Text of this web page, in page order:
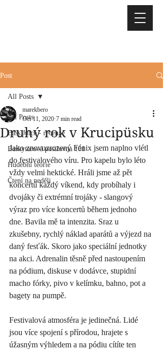
Post
All Posts
Bass Juice - recenze
Baskytarová posilovna 101
Hudební teorie
Čtení na neděli
All Posts
Druhý rok v Krucipüsku
marekbero
Oct 11, 2020 7 min read
Jako znovuzrozený Fénix jsem naplno vlétl
do festivalového víru. Pro kapelu bylo léto
vždy velmi hektické. Hráli jsme až pět
koncertů každý víkend, kdy probíhaly i
dvojáky či extrémní trojáky - slangový
výraz pro více koncertů během jednoho
dne. Bavila mě ta intenzita. Sraz u
zkušebny, rychlý náklad aparátů a výjezd na
daný fesťák. Skoro jako speciální jednotky
na akci. Adrenalin těsně před nastoupením
na pódium, diskuse v dodávce, stupidní
macho fórky, pivo v kelímku, bahno, pot a
bagety na pumpě.
Festivalová atmosféra je jedinečná. Lidé
jsou více spojení s přírodou, hrajete s
úžasným výhledem a na pódiu cítíte ten